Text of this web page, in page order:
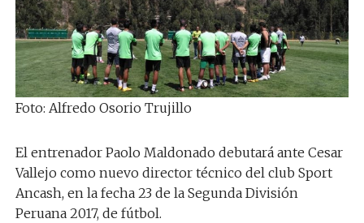
Foto: Alfredo Osorio Trujillo
El entrenador Paolo Maldonado debutará ante Cesar
Vallejo como nuevo director técnico del club Sport
Ancash, en la fecha 23 de la Segunda División
Peruana 2017, de fútbol.